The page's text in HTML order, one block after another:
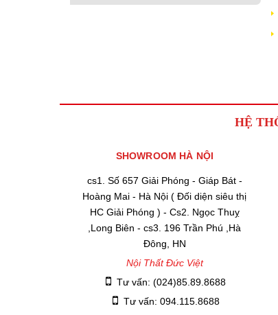
HỆ
SHOWROOM HÀ NỘI
cs1. Số 657 Giải Phóng - Giáp Bát -
Hoàng Mai - Hà Nội ( Đối diện siêu thị
HC Giải Phóng ) - Cs2. Ngọc Thuỵ
,Long Biên - cs3. 196 Trần Phú ,Hà
Đông, HN
Nội Thất Đức Việt
Tư vấn: (024)85.89.8688
Tư vấn: 094.115.8688